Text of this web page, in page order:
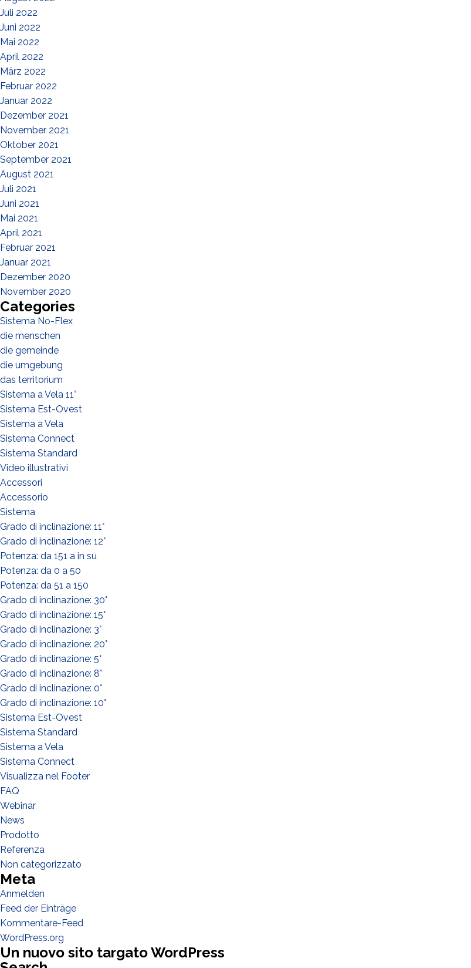
Juli 2022
Juni 2022
Mai 2022
April 2022
März 2022
Februar 2022
Januar 2022
Dezember 2021
November 2021
Oktober 2021
September 2021
August 2021
Juli 2021
Juni 2021
Mai 2021
April 2021
Februar 2021
Januar 2021
Dezember 2020
November 2020
Categories
Sistema No-Flex
die menschen
die gemeinde
die umgebung
das territorium
Sistema a Vela 11°
Sistema Est-Ovest
Sistema a Vela
Sistema Connect
Sistema Standard
Video illustrativi
Accessori
Accessorio
Sistema
Grado di inclinazione: 11°
Grado di inclinazione: 12°
Potenza: da 151 a in su
Potenza: da 0 a 50
Potenza: da 51 a 150
Grado di inclinazione: 30°
Grado di inclinazione: 15°
Grado di inclinazione: 3°
Grado di inclinazione: 20°
Grado di inclinazione: 5°
Grado di inclinazione: 8°
Grado di inclinazione: 0°
Grado di inclinazione: 10°
Sistema Est-Ovest
Sistema Standard
Sistema a Vela
Sistema Connect
Visualizza nel Footer
FAQ
Webinar
News
Prodotto
Referenza
Non categorizzato
Meta
Anmelden
Feed der Einträge
Kommentare-Feed
WordPress.org
Un nuovo sito targato WordPress